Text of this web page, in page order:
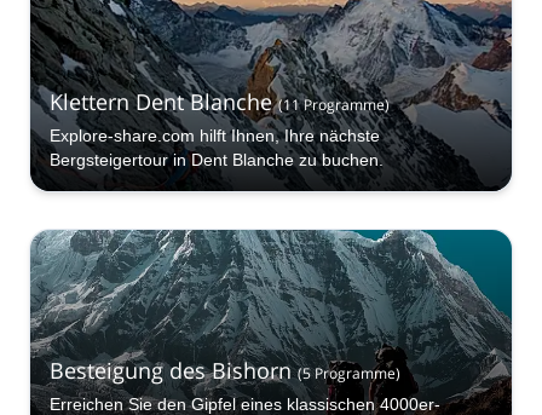
Klettern Dent Blanche (11Programme)
Explore-share.com hilft Ihnen, Ihre nächste
Bergsteigertour in Dent Blanche zu buchen.
Besteigung des Bishorn (5Programme)
Erreichen Sie den Gipfel eines klassischen 4000er-